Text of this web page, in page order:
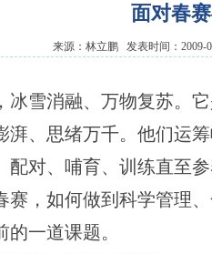
面对春
来源：林立鹏 发表时间：2009-
冰雪消融、万物复苏。
湃、思绪万千。他们运
配对、哺育、训练直至
赛，如何做到科学管理
的一道课题。